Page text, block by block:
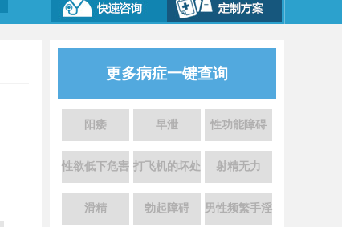
更多病症一键查询
阳痿 早泄 性功能障碍
性欲低下危害 打飞机的坏处 射精无力
滑精 勃起障碍 男性频繁手淫